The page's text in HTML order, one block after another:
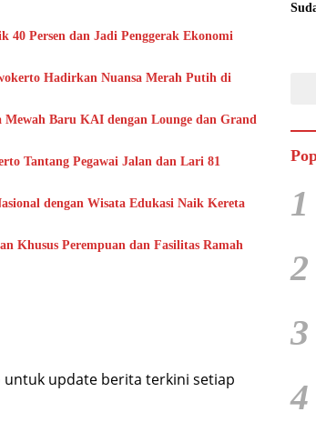
40 Persen dan Jadi Penggerak Ekonomi
Hadirkan Nuansa Merah Putih di
Baru KAI dengan Lounge dan Grand
Tantang Pegawai Jalan dan Lari 81
dengan Wisata Edukasi Naik Kereta
Khusus Perempuan dan Fasilitas Ramah
untuk update berita terkini setiap
1
2
3
4